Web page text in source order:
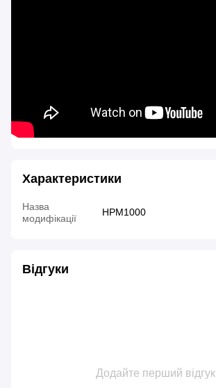
Характеристики
Назва
модифікації
HPM1000
Відгуки
Додайте перший відгук